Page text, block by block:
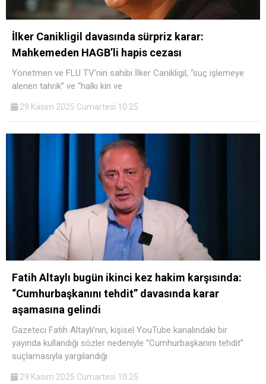
İlker Canikligil davasında sürpriz karar:
Mahkemeden HAGB’li hapis cezası
Yönetmen ve FLU TV’nin sahibi İlker Canikligil, “suç işlemeye
alenen tahrik” ve “halkı kin ve
29 Kasım 2025 Cumartesi 10:25
Fatih Altaylı bugün ikinci kez hakim karşısında:
“Cumhurbaşkanını tehdit” davasında karar
aşamasına gelindi
Gazeteci Fatih Altaylı’nın, kişisel YouTube kanalındaki bir
yayında kullandığı sözler nedeniyle “Cumhurbaşkanını tehdit”
suçlamasıyla yargılandığı
29 Kasım 2025 Cumartesi 10:25